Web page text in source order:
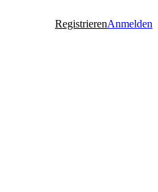
RegistrierenAnmelden